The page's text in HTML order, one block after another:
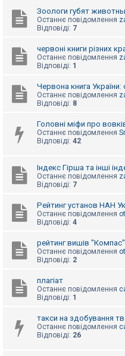
о
е
А
т
П
ш
о
о
Зоологи губят
Останнє повідомлення
Відповіді: 7
червоні книги різних
Останнє повідомлення
Відповіді: 1
Червона книга України:
Останнє повідомлення
Відповіді: 8
Головні міфи про
Останнє повідомлення
Відповіді: 42
Індекс Гірша та інші
Останнє повідомлення
Відповіді: 7
Рейтинг установ НАН
Останнє повідомлення
Відповіді: 4
рейтинг вишів "Компас"
Останнє повідомлення
Відповіді: 2
плагіат
Останнє повідомлення
Відповіді: 1
такси на здобування
Останнє повідомлення
Відповіді: 26